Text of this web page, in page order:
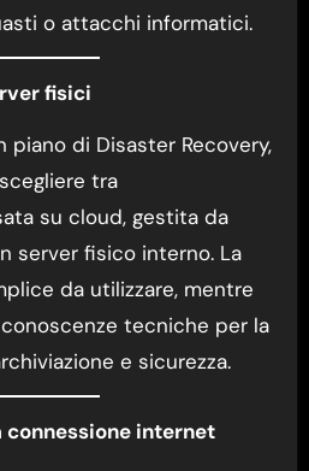
o attacchi informatici.
fisici
piano di Disaster Recovery,
tra
su cloud, gestita da
server fisico interno. La
da utilizzare, mentre
tecniche per la
e sicurezza.
connessione internet